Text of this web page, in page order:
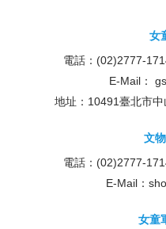
女
電話：(02)2777-
E-Mail：
地址：10491臺北市
文
電話：(02)2777-
E-Mail：
女童